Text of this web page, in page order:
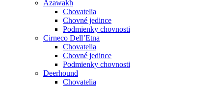
Azawakh
Chovatelia
Chovné jedince
Podmienky chovnosti
Cirneco Dell’Etna
Chovatelia
Chovné jedince
Podmienky chovnosti
Deerhound
Chovatelia